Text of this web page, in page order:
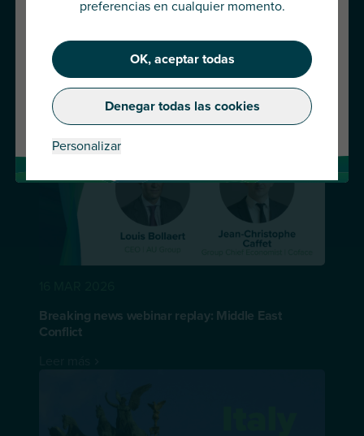
Breaking news webinar replay: Middle East
Conflict
otro país
Continuar
Cambiar de país
preferencias en cualquier momento.
OK, aceptar todas
Denegar todas las cookies
Personalizar